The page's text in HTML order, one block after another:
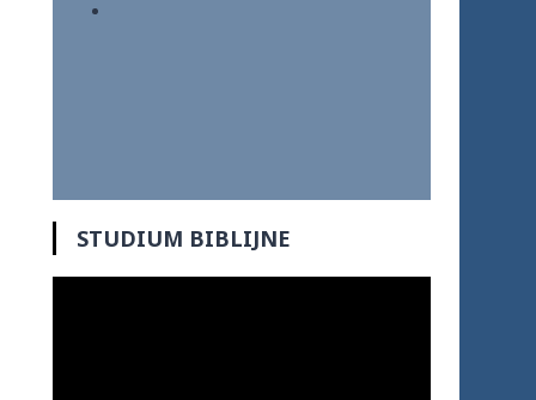
STUDIUM BIBLIJNE